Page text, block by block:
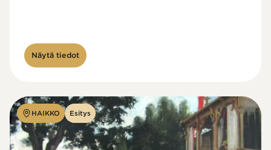
Näytä tiedot
HAIKKO Esitys